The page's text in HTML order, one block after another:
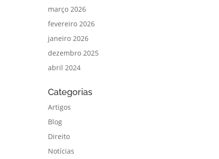
março 2026
fevereiro 2026
janeiro 2026
dezembro 2025
abril 2024
Categorias
Artigos
Blog
Direito
Notícias